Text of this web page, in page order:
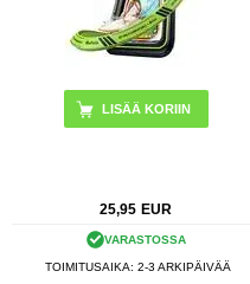
25,95 EUR
VARASTOSSA
TOIMITUSAIKA: 2-3 ARKIPÄIVÄÄ